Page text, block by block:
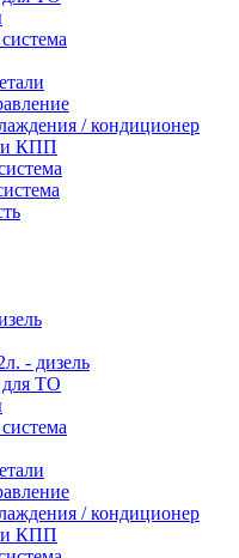
/ кондиционер
и КПП
- дизель
ТО
/ кондиционер
и КПП